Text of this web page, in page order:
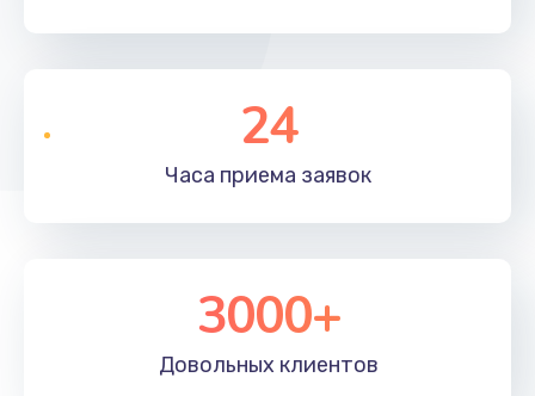
24
Часа приема заявок
3000+
Довольных клиентов